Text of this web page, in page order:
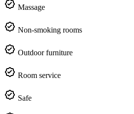
Massage
Non-smoking rooms
Outdoor furniture
Room service
Safe